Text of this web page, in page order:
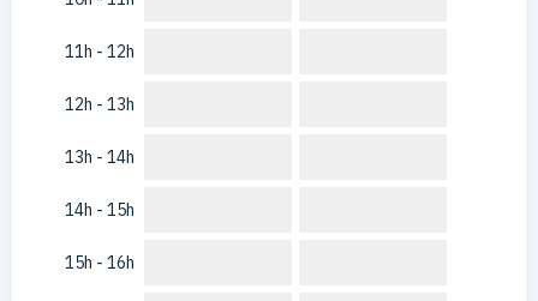
11h - 12h
12h - 13h
13h - 14h
14h - 15h
15h - 16h